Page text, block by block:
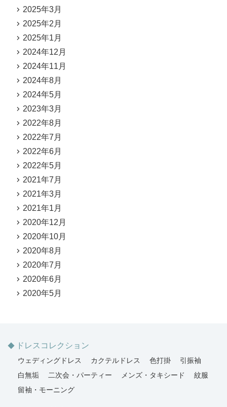
2025年3月
2025年2月
2025年1月
2024年12月
2024年11月
2024年8月
2024年5月
2023年3月
2022年8月
2022年7月
2022年6月
2022年5月
2021年7月
2021年3月
2021年1月
2020年12月
2020年10月
2020年8月
2020年7月
2020年6月
2020年5月
ドレスコレクション
ウェディングドレス カクテルドレス 色打掛
引振袖
白無垢
二次会・パーティー メンズ・タキシード
紋服
留袖・モーニング